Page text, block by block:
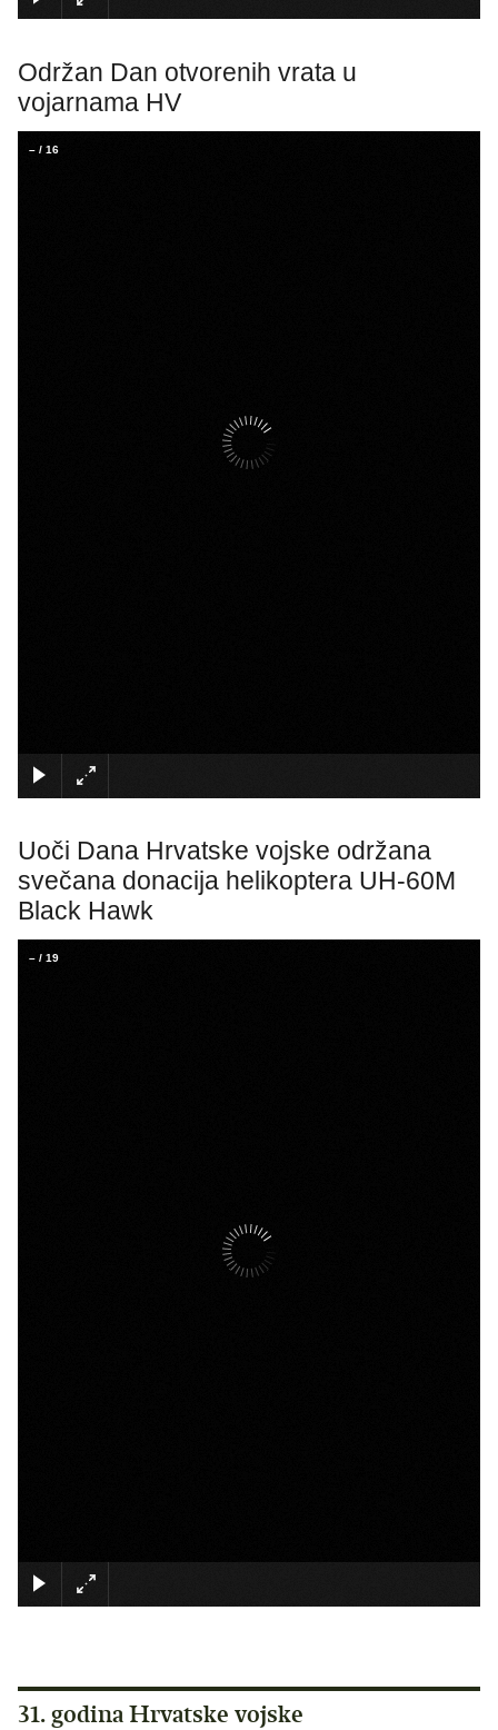
Održan Dan otvorenih vrata u
vojarnama HV
– / 16
Uoči Dana Hrvatske vojske održana
svečana donacija helikoptera UH-60M
Black Hawk
– / 19
31. godina Hrvatske vojske